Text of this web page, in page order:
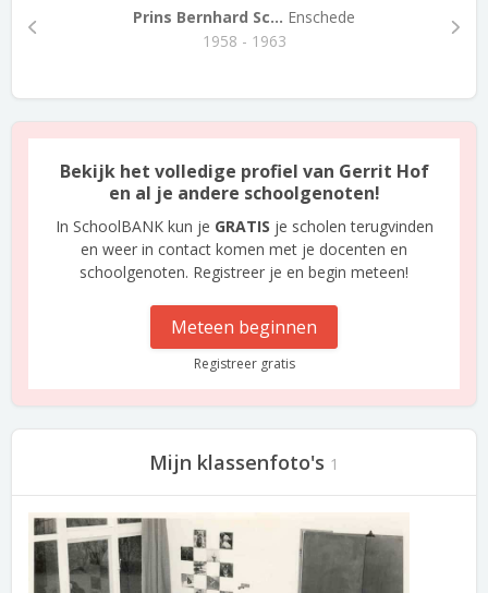
Prins Bernhard Sc... Enschede
1958 - 1963
Bekijk het volledige profiel van Gerrit Hof
en al je andere schoolgenoten!
In SchoolBANK kun je GRATIS je scholen terugvinden
en weer in contact komen met je docenten en
schoolgenoten. Registreer je en begin meteen!
Meteen beginnen
Registreer gratis
Mijn klassenfoto's 1